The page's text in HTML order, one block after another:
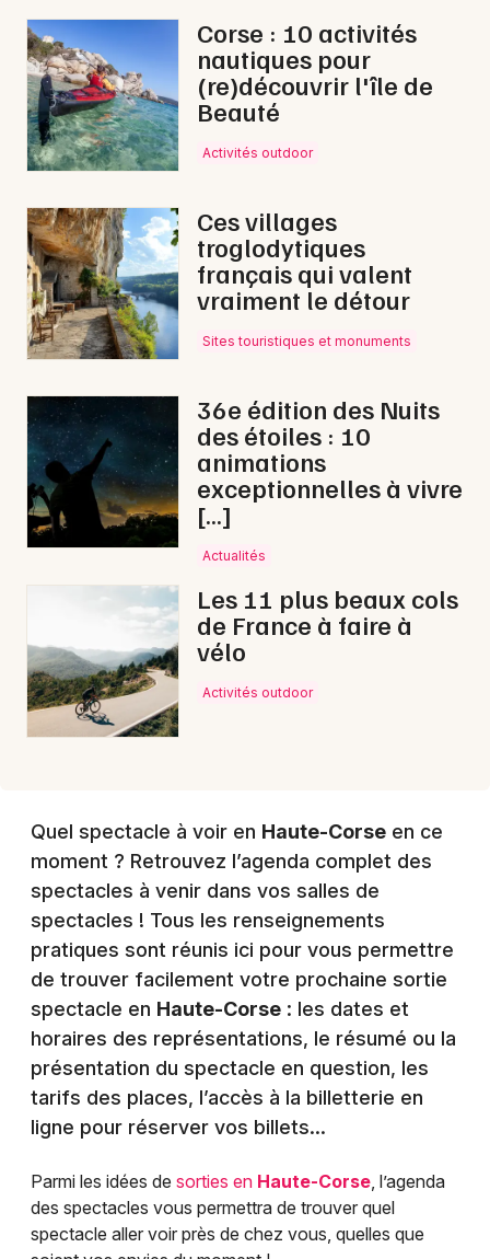
Corse : 10 activités
nautiques pour
(re)découvrir l'île de
Beauté
Activités outdoor
Ces villages
troglodytiques
français qui valent
vraiment le détour
Sites touristiques et monuments
36e édition des Nuits
des étoiles : 10
animations
exceptionnelles à vivre
[…]
Actualités
Les 11 plus beaux cols
de France à faire à
vélo
Activités outdoor
Quel spectacle à voir en Haute-Corse en ce
moment ? Retrouvez l’agenda complet des
spectacles à venir dans vos salles de
spectacles ! Tous les renseignements
pratiques sont réunis ici pour vous permettre
de trouver facilement votre prochaine sortie
spectacle en Haute-Corse : les dates et
horaires des représentations, le résumé ou la
présentation du spectacle en question, les
tarifs des places, l’accès à la billetterie en
ligne pour réserver vos billets…
Parmi les idées de sorties en Haute-Corse, l’agenda
des spectacles vous permettra de trouver quel
spectacle aller voir près de chez vous, quelles que